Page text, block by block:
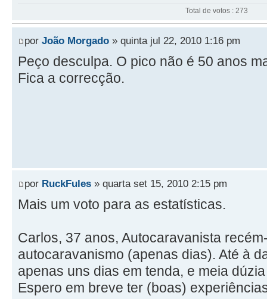
Total de votos : 273
por João Morgado » quinta jul 22, 2010 1:16 pm
Peço desculpa. O pico não é 50 anos
Fica a correcção.
por RuckFules » quarta set 15, 2010 2:15 pm
Mais um voto para as estatísticas.
Carlos, 37 anos, Autocaravanista
autocaravanismo (apenas dias). Até à
apenas uns dias em tenda, e meia
Espero em breve ter (boas)